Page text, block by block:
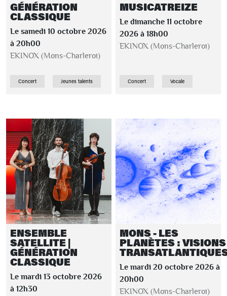
GÉNÉRATION
CLASSIQUE
Le samedi 10 octobre 2026
à 20h00
EKINOX (Mons-Charleroi)
Concert Jeunes talents
MUSICATREIZE
Le dimanche 11 octobre
2026 à 18h00
EKINOX (Mons-Charleroi)
Concert Vocale
ENSEMBLE
SATELLITE |
GÉNÉRATION
CLASSIQUE
Le mardi 13 octobre 2026
à 12h30
MONS - LES
PLANÈTES : VISIONS
Le mardi 20 octobre 2026 à
20h00
EKINOX (Mons-Charleroi)